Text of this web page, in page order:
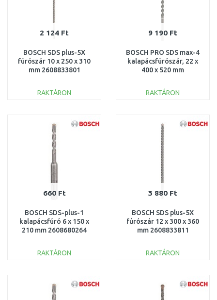
2 124 Ft
BOSCH SDS plus-5X
fúrószár 10 x 250 x 310
mm 2608833801
RAKTÁRON
Összehasonlítás
9 190 Ft
BOSCH PRO SDS max-4
kalapácsfúrószár, 22 x
400 x 520 mm
RAKTÁRON
Összehasonlítás
660 Ft
BOSCH SDS-plus-1
kalapácsfúró 6 x 150 x
210 mm 2608680264
RAKTÁRON
Összehasonlítás
3 880 Ft
BOSCH SDS plus-5X
fúrószár 12 x 300 x 360
mm 2608833811
RAKTÁRON
Összehasonlítás